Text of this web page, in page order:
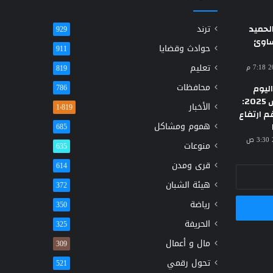
الأحد 23 مارس 2025:
ارتفاع
ترند 929
حوادث وقضايا 911
تعليم 819
محافظات 786
الأخبار 1٬819
هموم ومشاكل 685
منوعات 635
قرى ومدن 614
هيئة الشبان 372
رياضة 350
الحريفة 325
مال و أعمال 309
تحول رقمي 521